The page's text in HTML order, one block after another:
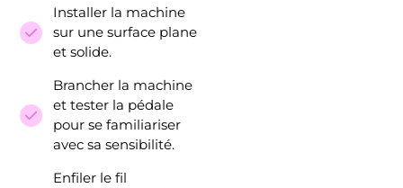
Installer la machine
sur une surface plane
et solide.
Brancher la machine
et tester la pédale
pour se familiariser
avec sa sensibilité.
Enfiler le fil